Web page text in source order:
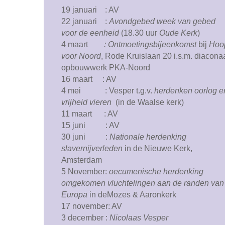
19 januari : AV
22 januari : Avondgebed week van gebed
voor de eenheid (18.30 uur Oude Kerk)
4 maart: Ontmoetingsbijeenkomstbij
voor Noord, Rode Kruislaan 20 i.s.m.
opbouwwerk PKA-Noord
16 maart : AV
4 mei : Vesper t.g.v. herdenken oorlog
vrijheid vieren (in de Waalse kerk)
11 maart : AV
15 juni : AV
30 juni : Nationale herdenking
slavernijverleden in de Nieuwe Kerk,
Amsterdam
5 November: oecumenische herdenking
omgekomen vluchtelingen aan de randen van
Europa in deMozes & Aaronkerk
17 november: AV
3 december : Nicolaas Vesper